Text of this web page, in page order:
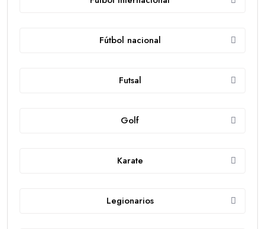
Fútbol nacional
Futsal
Golf
Karate
Legionarios